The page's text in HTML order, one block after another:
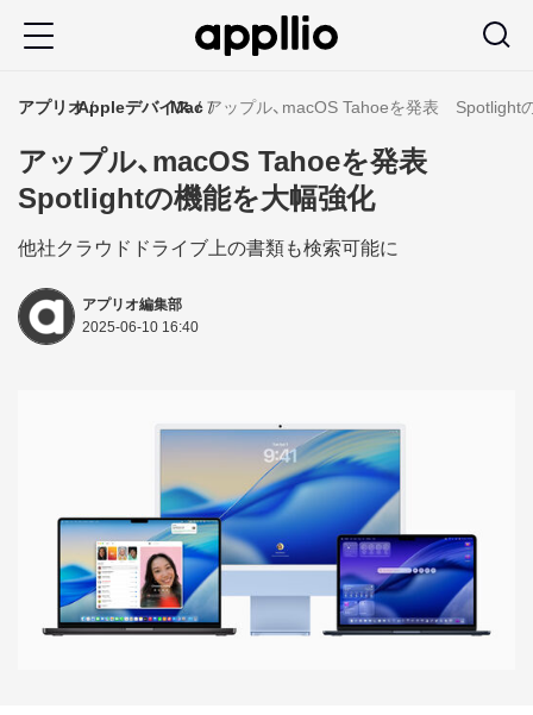
ン
に
アプリオAppleデバイス
Macアップル、macOS Tahoeを発表 Spotlight
アップル、macOS Tahoeを発表
Spotlightの機能を大幅強化
他社クラウドドライブ上の書類も検索可能に
アプリオ編集部
2025-06-10 16:40